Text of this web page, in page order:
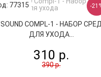
77315 -
COMPL-1 - НАБОР
ДЛЯ УХОДА...
310 р.
390 р.